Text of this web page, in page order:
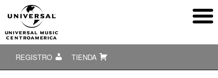
REGISTRO TIENDA